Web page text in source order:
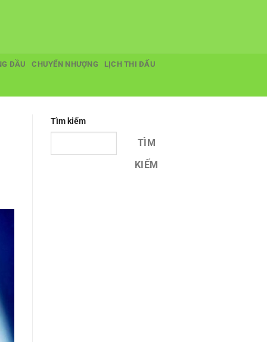
ĐẦU CHUYỂN NHƯỢNG LỊCH THI ĐẤU
Tìm kiếm
TÌM
KIẾM